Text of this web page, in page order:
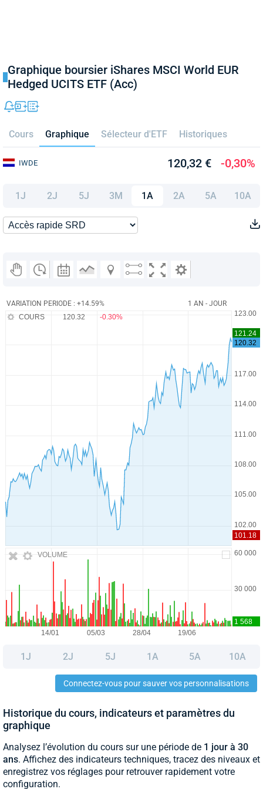
Graphique boursier iShares MSCI World EUR
Hedged UCITS ETF (Acc)
Cours Graphique Sélecteur d'ETF Historiques
IWDE 120,32 € -0,30%
1J 2J 5J 3M 1A 2A 5A 10A
VARIATION PERIODE : +14.59% 1 AN - JOUR
VOLUME
COURS 120.32 -0.30%
1J 2J 5J 1A 5A 10A
Connectez-vous pour sauver vos personnalisations
Historique du cours, indicateurs et paramètres du
graphique
Analysez l’évolution du cours sur une période de 1 jour à 30
ans. Affichez des indicateurs techniques, tracez des niveaux et
enregistrez vos réglages pour retrouver rapidement votre
configuration.